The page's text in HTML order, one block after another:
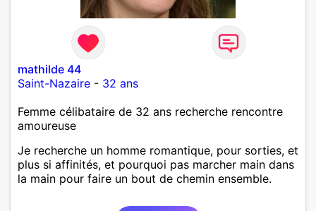
mathilde 44
Saint-Nazaire - 32 ans
Femme célibataire de 32 ans recherche rencontre
amoureuse
Je recherche un homme romantique, pour sorties, et
plus si affinités, et pourquoi pas marcher main dans
la main pour faire un bout de chemin ensemble.